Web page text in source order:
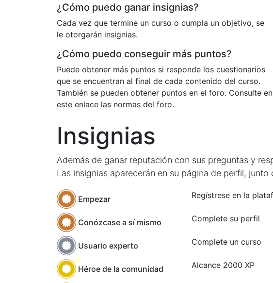
¿Cómo puedo ganar insignias?
Cada vez que termine un curso o cumpla un objetivo, se
le otorgarán insignias.
¿Cómo puedo conseguir más puntos?
Puede obtener más puntos si responde los cuestionarios
que se encuentran al final de cada contenido del curso.
También se pueden obtener puntos en el foro. Consulte en
este enlace las normas del foro.
Insignias
Además de ganar reputación con sus preguntas y
Las insignias aparecerán en su página de perfil, junto
Empezar Regístrese en la
Conózcase a sí mismo Complete su perfil
Usuario experto Complete un curso
Héroe de la comunidad Alcance 2000 XP